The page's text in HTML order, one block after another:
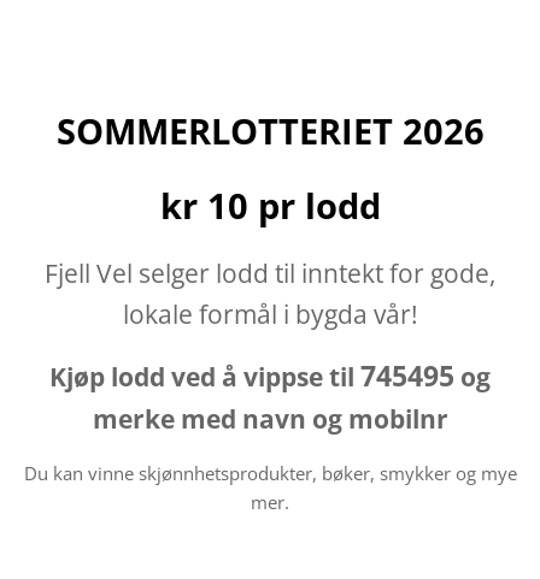
SOMMERLOTTERIET 2026
kr 10 pr lodd
Fjell Vel selger lodd til inntekt for gode,
lokale formål i bygda vår!
Kjøp lodd ved å vippse til 745495 og
merke med navn og mobilnr
Du kan vinne skjønnhetsprodukter, bøker, smykker og mye
mer.